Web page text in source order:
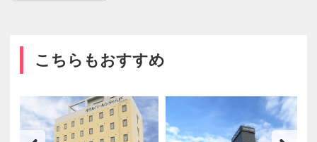
こちらもおすすめ